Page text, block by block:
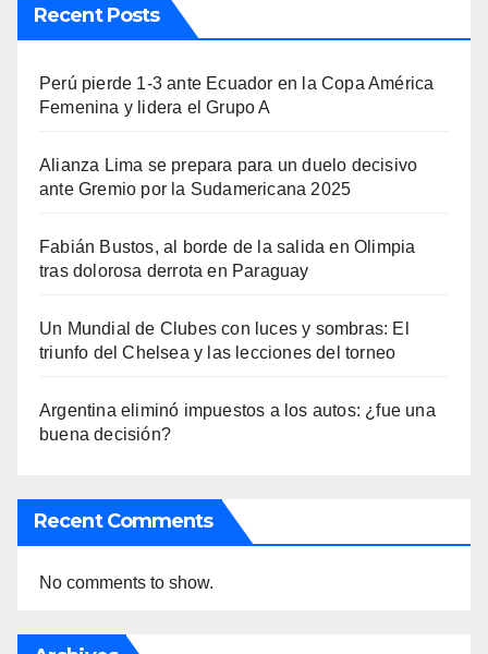
Recent Posts
Perú pierde 1-3 ante Ecuador en la Copa América
Femenina y lidera el Grupo A
Alianza Lima se prepara para un duelo decisivo
ante Gremio por la Sudamericana 2025
Fabián Bustos, al borde de la salida en Olimpia
tras dolorosa derrota en Paraguay
Un Mundial de Clubes con luces y sombras: El
triunfo del Chelsea y las lecciones del torneo
Argentina eliminó impuestos a los autos: ¿fue una
buena decisión?
Recent Comments
No comments to show.